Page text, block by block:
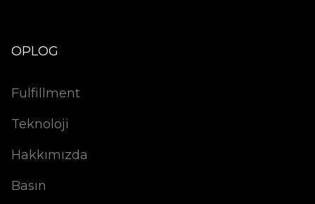
OPLOG
Fulfillment
Teknoloji
Hakkımızda
Basın